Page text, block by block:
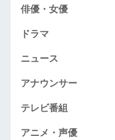
俳優・女優
ドラマ
ニュース
アナウンサー
テレビ番組
アニメ・声優